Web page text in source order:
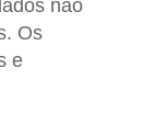
não
Os
e